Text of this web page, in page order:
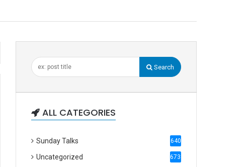
Search
ALL CATEGORIES
Sunday Talks 640
Uncategorized 6738